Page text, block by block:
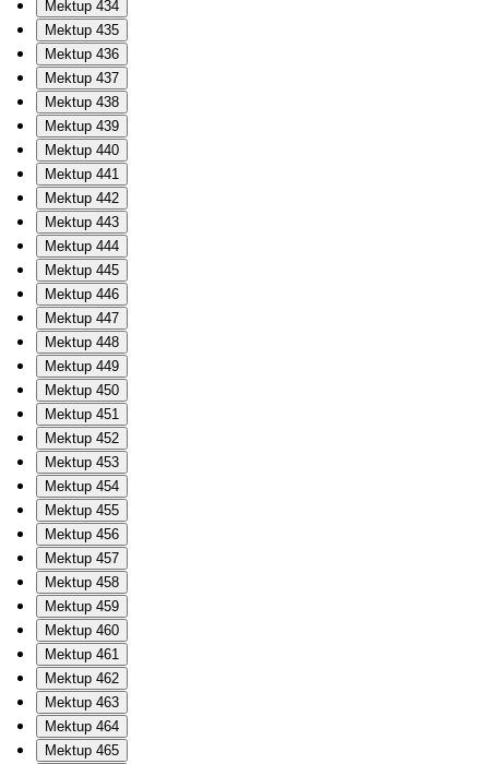
Mektup 434
Mektup 435
Mektup 436
Mektup 437
Mektup 438
Mektup 439
Mektup 440
Mektup 441
Mektup 442
Mektup 443
Mektup 444
Mektup 445
Mektup 446
Mektup 447
Mektup 448
Mektup 449
Mektup 450
Mektup 451
Mektup 452
Mektup 453
Mektup 454
Mektup 455
Mektup 456
Mektup 457
Mektup 458
Mektup 459
Mektup 460
Mektup 461
Mektup 462
Mektup 463
Mektup 464
Mektup 465